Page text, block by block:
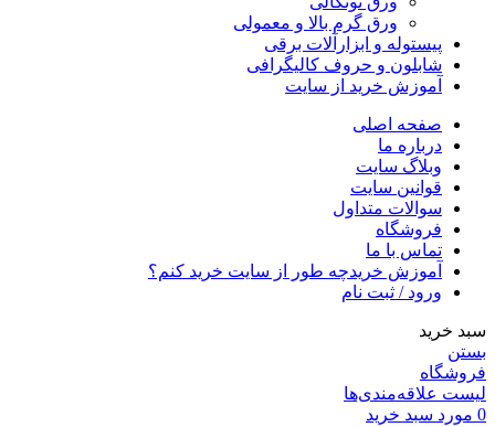
ورق گرم بالا و معمولی
پیستوله و ابزارآلات برقی
شابلون و حروف کالیگرافی
آموزش خرید از سایت
صفحه اصلی
درباره ما
وبلاگ سایت
قوانین سایت
سوالات متداول
فروشگاه
تماس با ما
آموزش خریدچه طور از سایت خرید کنم؟
ورود / ثبت نام
سبد خرید
بستن
فروشگاه
لیست علاقه‌مندی‌ها
0 مورد سبد خرید